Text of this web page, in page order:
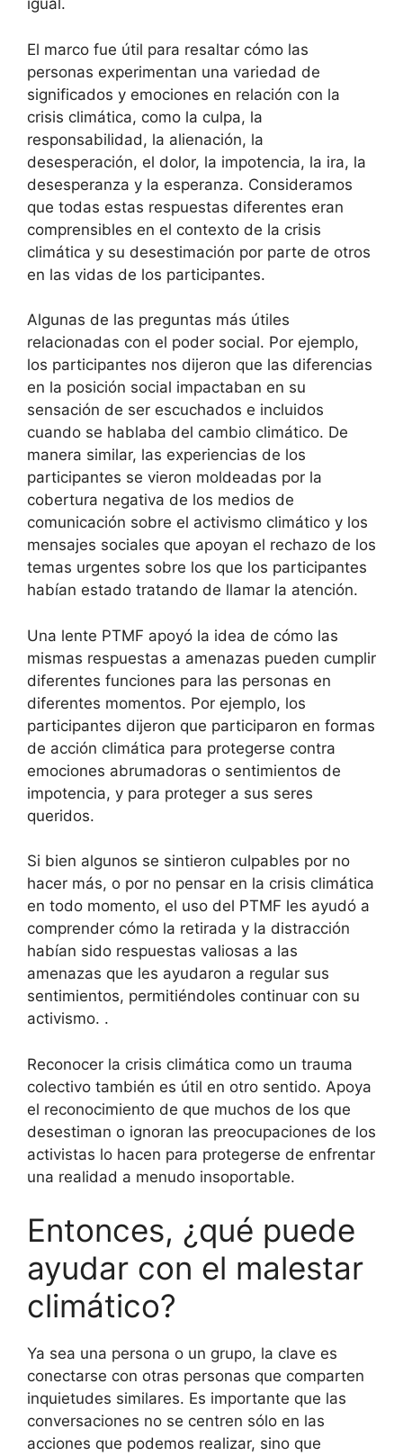
igual.
El marco fue útil para resaltar cómo las
personas experimentan una variedad de
significados y emociones en relación con la
crisis climática, como la culpa, la
responsabilidad, la alienación, la
desesperación, el dolor, la impotencia, la ira, la
desesperanza y la esperanza. Consideramos
que todas estas respuestas diferentes eran
comprensibles en el contexto de la crisis
climática y su desestimación por parte de otros
en las vidas de los participantes.
Algunas de las preguntas más útiles
relacionadas con el poder social. Por ejemplo,
los participantes nos dijeron que las diferencias
en la posición social impactaban en su
sensación de ser escuchados e incluidos
cuando se hablaba del cambio climático. De
manera similar, las experiencias de los
participantes se vieron moldeadas por la
cobertura negativa de los medios de
comunicación sobre el activismo climático y los
mensajes sociales que apoyan el rechazo de los
temas urgentes sobre los que los participantes
habían estado tratando de llamar la atención.
Una lente PTMF apoyó la idea de cómo las
mismas respuestas a amenazas pueden cumplir
diferentes funciones para las personas en
diferentes momentos. Por ejemplo, los
participantes dijeron que participaron en formas
de acción climática para protegerse contra
emociones abrumadoras o sentimientos de
impotencia, y para proteger a sus seres
queridos.
Si bien algunos se sintieron culpables por no
hacer más, o por no pensar en la crisis climática
en todo momento, el uso del PTMF les ayudó a
comprender cómo la retirada y la distracción
habían sido respuestas valiosas a las
amenazas que les ayudaron a regular sus
sentimientos, permitiéndoles continuar con su
activismo. .
Reconocer la crisis climática como un trauma
colectivo también es útil en otro sentido. Apoya
el reconocimiento de que muchos de los que
desestiman o ignoran las preocupaciones de los
activistas lo hacen para protegerse de enfrentar
una realidad a menudo insoportable.
Entonces, ¿qué puede
ayudar con el malestar
climático?
Ya sea una persona o un grupo, la clave es
conectarse con otras personas que comparten
inquietudes similares. Es importante que las
conversaciones no se centren sólo en las
acciones que podemos realizar, sino que